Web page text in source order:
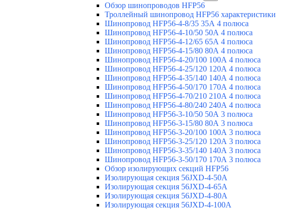
Обзор шинопроводов HFP56
Троллейный шинопровод HFP56 характеристики
Шинопровод HFP56-4-8/35 35А 4 полюса
Шинопровод HFP56-4-10/50 50А 4 полюса
Шинопровод HFP56-4-12/65 65А 4 полюса
Шинопровод HFP56-4-15/80 80А 4 полюса
Шинопровод HFP56-4-20/100 100А 4 полюса
Шинопровод HFP56-4-25/120 120А 4 полюса
Шинопровод HFP56-4-35/140 140А 4 полюса
Шинопровод HFP56-4-50/170 170А 4 полюса
Шинопровод HFP56-4-70/210 210А 4 полюса
Шинопровод HFP56-4-80/240 240А 4 полюса
Шинопровод HFP56-3-10/50 50А 3 полюса
Шинопровод HFP56-3-15/80 80А 3 полюса
Шинопровод HFP56-3-20/100 100А 3 полюса
Шинопровод HFP56-3-25/120 120А 3 полюса
Шинопровод HFP56-3-35/140 140А 3 полюса
Шинопровод HFP56-3-50/170 170А 3 полюса
Обзор изолирующих секций HFP56
Изолирующая секция 56JXD-4-50A
Изолирующая секция 56JXD-4-65A
Изолирующая секция 56JXD-4-80A
Изолирующая секция 56JXD-4-100A